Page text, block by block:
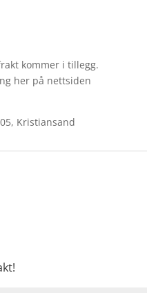
kommer i tillegg.
her på nettsiden
Kristiansand